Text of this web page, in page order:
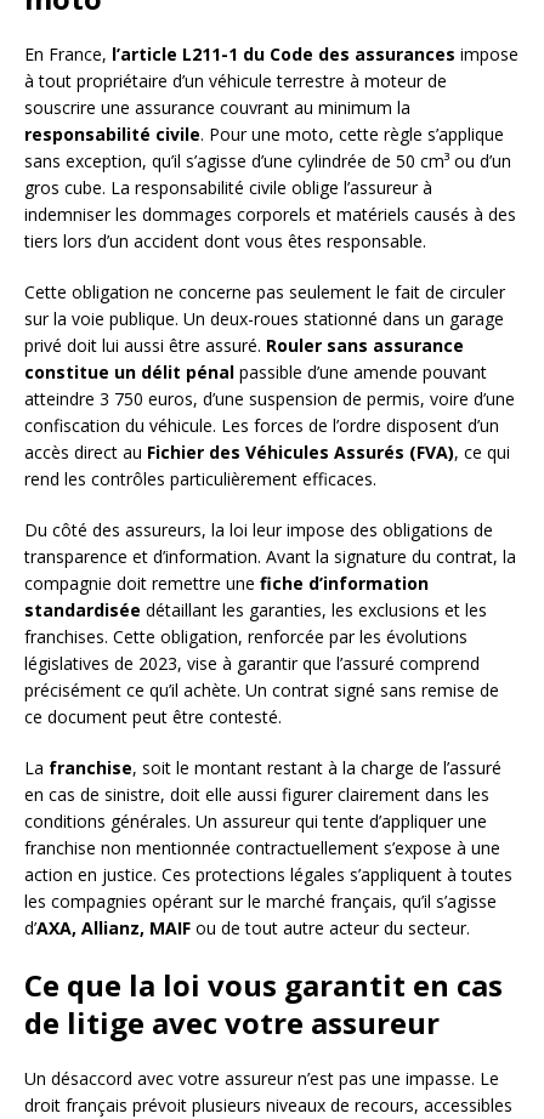
En France, l’article L211-1 du Code des assurances impose
à tout propriétaire d’un véhicule terrestre à moteur de
souscrire une assurance couvrant au minimum la
responsabilité civile. Pour une moto, cette règle s’applique
sans exception, qu’il s’agisse d’une cylindrée de 50 cm³ ou d’un
gros cube. La responsabilité civile oblige l’assureur à
indemniser les dommages corporels et matériels causés à des
tiers lors d’un accident dont vous êtes responsable.
Cette obligation ne concerne pas seulement le fait de circuler
sur la voie publique. Un deux-roues stationné dans un garage
privé doit lui aussi être assuré. Rouler sans assurance
constitue un délit pénal passible d’une amende pouvant
atteindre 3 750 euros, d’une suspension de permis, voire d’une
confiscation du véhicule. Les forces de l’ordre disposent d’un
accès direct au Fichier des Véhicules Assurés (FVA), ce qui
rend les contrôles particulièrement efficaces.
Du côté des assureurs, la loi leur impose des obligations de
transparence et d’information. Avant la signature du contrat, la
compagnie doit remettre une fiche d’information
standardisée détaillant les garanties, les exclusions et les
franchises. Cette obligation, renforcée par les évolutions
législatives de 2023, vise à garantir que l’assuré comprend
précisément ce qu’il achète. Un contrat signé sans remise de
ce document peut être contesté.
La franchise, soit le montant restant à la charge de l’assuré
en cas de sinistre, doit elle aussi figurer clairement dans les
conditions générales. Un assureur qui tente d’appliquer une
franchise non mentionnée contractuellement s’expose à une
action en justice. Ces protections légales s’appliquent à toutes
les compagnies opérant sur le marché français, qu’il s’agisse
d’AXA, Allianz, MAIF ou de tout autre acteur du secteur.
Ce que la loi vous garantit en cas
de litige avec votre assureur
Un désaccord avec votre assureur n’est pas une impasse. Le
droit français prévoit plusieurs niveaux de recours, accessibles